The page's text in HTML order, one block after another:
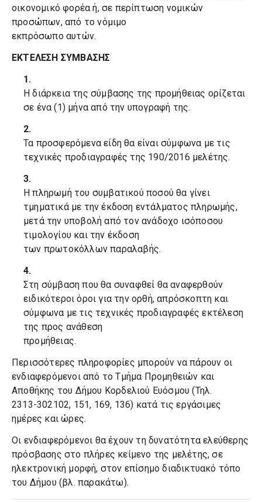
οικονομικό φορέα ή, σε περίπτωση νομικών
προσώπων, από το νόμιμο
εκπρόσωπο αυτών.
ΕΚΤΕΛΕΣΗ ΣΥΜΒΑΣΗΣ
1.
Η διάρκεια της σύμβασης της προμήθειας ορίζεται
σε ένα (1) μήνα από την υπογραφή της.
2.
Τα προσφερόμενα είδη θα είναι σύμφωνα με τις
τεχνικές προδιαγραφές της 190/2016 μελέτης.
3.
Η πληρωμή του συμβατικού ποσού θα γίνει
τμηματικά με την έκδοση εντάλματος πληρωμής,
μετά την υποβολή από τον ανάδοχο ισόποσου
τιμολογίου και την έκδοση
των πρωτοκόλλων παραλαβής.
4.
Στη σύμβαση που θα συναφθεί θα αναφερθούν
ειδικότεροι όροι για την ορθή, απρόσκοπτη και
σύμφωνα με τις τεχνικές προδιαγραφές εκτέλεση
της προς ανάθεση
προμήθειας.
Περισσότερες πληροφορίες μπορούν να πάρουν οι
ενδιαφερόμενοι από το Τμήμα Προμηθειών και
Αποθήκης του Δήμου Κορδελιού Ευόσμου (Τηλ.
2313-302102, 151, 169, 136) κατά τις εργάσιμες
ημέρες και ώρες.
Οι ενδιαφερόμενοι θα έχουν τη δυνατότητα ελεύθερης
πρόσβασης στο πλήρες κείμενο της μελέτης, σε
ηλεκτρονική μορφή, στον επίσημο διαδικτυακό τόπο
του Δήμου (βλ. παρακάτω).